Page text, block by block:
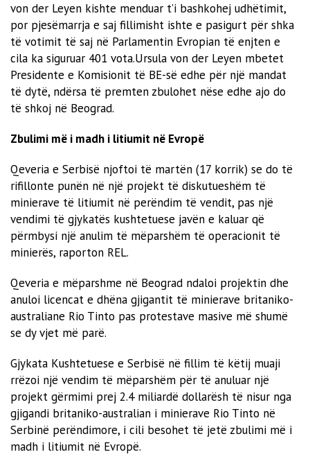
von der Leyen kishte menduar t’i bashkohej udhëtimit,
por pjesëmarrja e saj fillimisht ishte e pasigurt për shka
të votimit të saj në Parlamentin Evropian të enjten e
cila ka siguruar 401 vota.Ursula von der Leyen mbetet
Presidente e Komisionit të BE-së edhe për një mandat
të dytë, ndërsa të premten zbulohet nëse edhe ajo do
të shkoj në Beograd.
Zbulimi më i madh i litiumit në Evropë
Qeveria e Serbisë njoftoi të martën (17 korrik) se do të
rifillonte punën në një projekt të diskutueshëm të
minierave të litiumit në perëndim të vendit, pas një
vendimi të gjykatës kushtetuese javën e kaluar që
përmbysi një anulim të mëparshëm të operacionit të
minierës, raporton REL.
Qeveria e mëparshme në Beograd ndaloi projektin dhe
anuloi licencat e dhëna gjigantit të minierave britaniko-
australiane Rio Tinto pas protestave masive më shumë
se dy vjet më parë.
Gjykata Kushtetuese e Serbisë në fillim të këtij muaji
rrëzoi një vendim të mëparshëm për të anuluar një
projekt gërmimi prej 2.4 miliardë dollarësh të nisur nga
gjigandi britaniko-australian i minierave Rio Tinto në
Serbinë perëndimore, i cili besohet të jetë zbulimi më i
madh i litiumit në Evropë.